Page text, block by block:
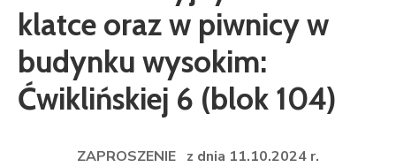
klatce oraz w piwnicy w
budynku wysokim:
Ćwiklińskiej 6 (blok 104)
ZAPROSZENIE z dnia 11.10.2024 r.